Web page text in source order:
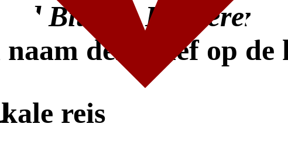
Bitches Luisteren
definitief op de
reis